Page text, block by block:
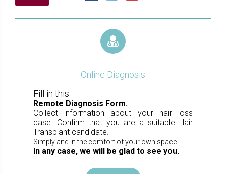
Online Diagnosis
Fill in this
Remote Diagnosis Form.
Collect information about your hair loss
case. Confirm that you are a suitable Hair
Transplant candidate.
Simply and in the comfort of your own space.
In any case, we will be glad to see you.